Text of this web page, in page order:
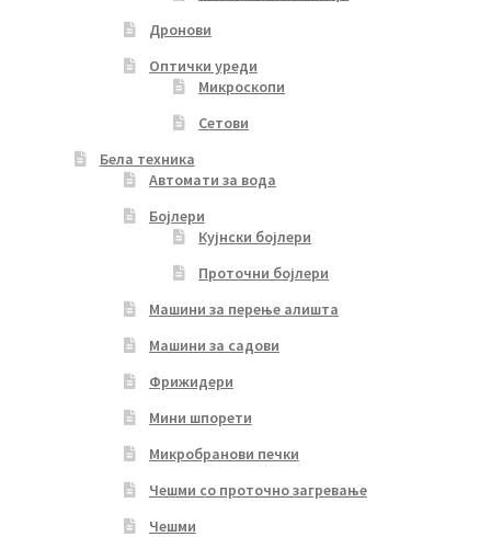
Дронови
Оптички уреди
Микроскопи
Сетови
Бела техника
Автомати за вода
Бојлери
Кујнски бојлери
Проточни бојлери
Машини за перење алишта
Машини за садови
Фрижидери
Мини шпорети
Микробранови печки
Чешми со проточно загревање
Чешми